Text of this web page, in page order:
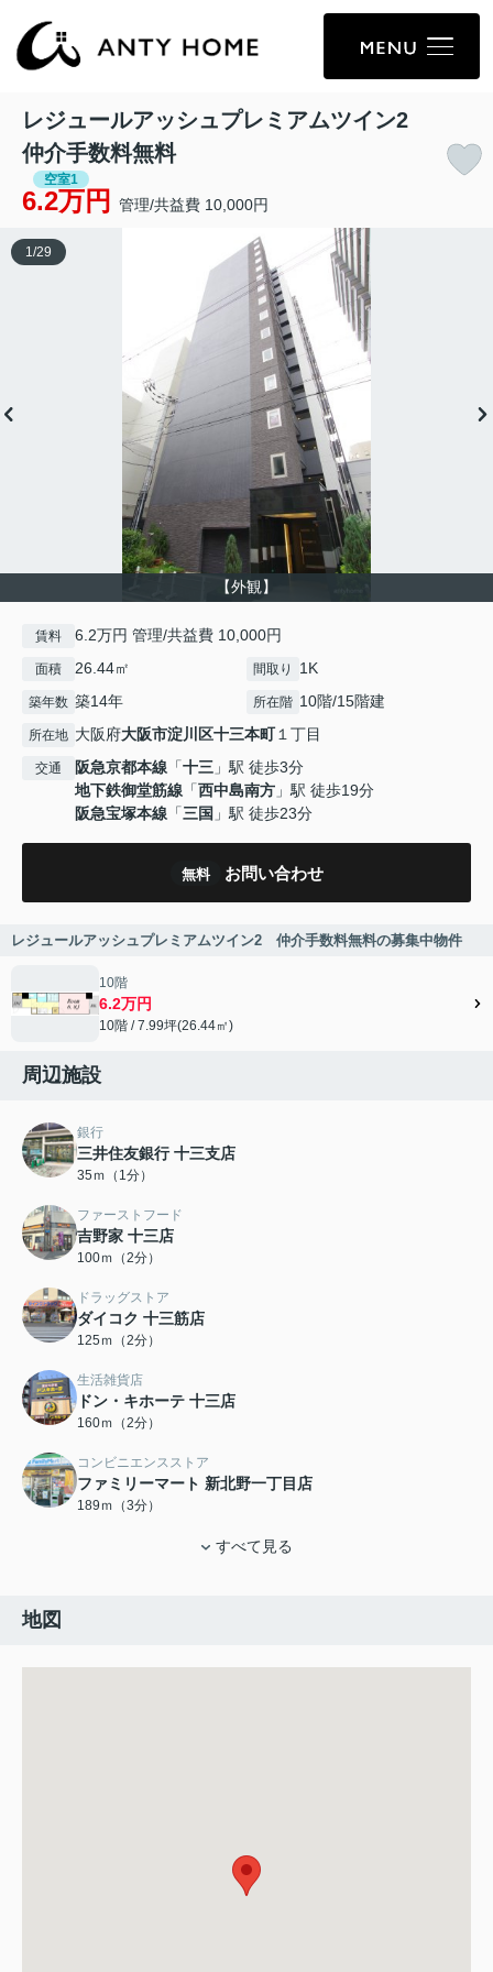
レジュールアッシュプレミアムツイン2
仲介手数料無料
空室1
6.2万円 管理/共益費 10,000円
【外観】
1 /29
賃料 6.2万円 管理/共益費 10,000円
面積 26.44㎡ 間取り 1K
築年数 築14年 所在階 10階/15階建
所在地 大阪府大阪市淀川区十三本町１丁目
交通 阪急京都本線 「十三 」駅 徒歩3分
地下鉄御堂筋線 「西中島南方 」駅 徒歩19分
阪急宝塚本線 「三国 」駅 徒歩23分
無料 お問い合わせ
レジュールアッシュプレミアムツイン2 仲介手数料無料の募集中物件
10階
6.2万円
10階 / 7.99坪(26.44㎡)
周辺施設
銀行
三井住友銀行 十三支店
35ｍ（1分）
ファーストフード
吉野家 十三店
100ｍ（2分）
ドラッグストア
ダイコク 十三筋店
125ｍ（2分）
生活雑貨店
ドン・キホーテ 十三店
160ｍ（2分）
コンビニエンスストア
ファミリーマート 新北野一丁目店
189ｍ（3分）
すべて見る
地図